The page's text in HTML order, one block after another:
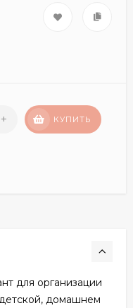
+ КУПИТЬ
для организации
домашнем